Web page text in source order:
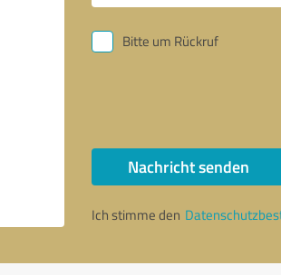
Bitte um Rückruf
Nachricht senden
Ich stimme den